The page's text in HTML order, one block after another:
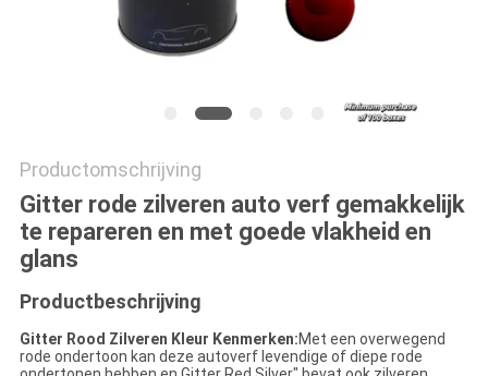
Productomschrijving
Gitter rode zilveren auto verf gemakkelijk
te repareren en met goede vlakheid en
glans
Productbeschrijving
Gitter Rood Zilveren Kleur Kenmerken:Met een overwegend
rode ondertoon kan deze autoverf levendige of diepe rode